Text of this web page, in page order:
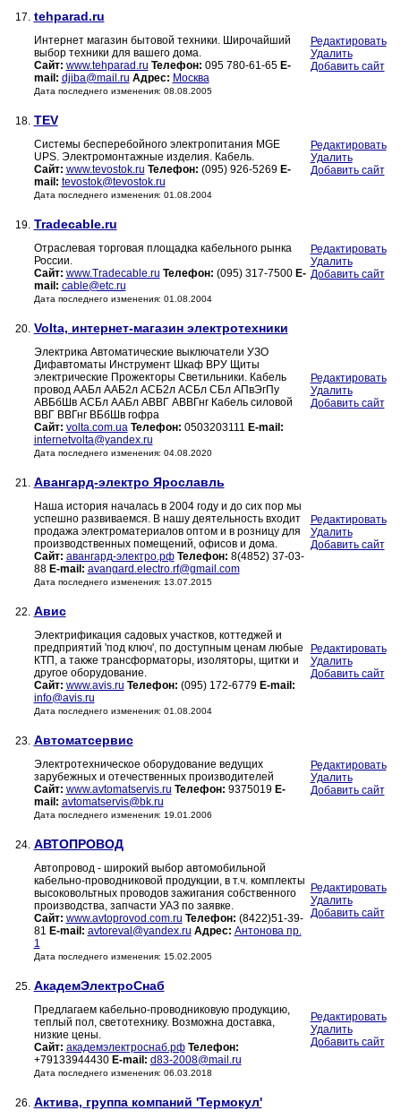
17. tehparad.ru
Интернет магазин бытовой техники. Широчайший
выбор техники для вашего дома.
Сайт: www.tehparad.ru Телефон: 095 780-61-65 E-
mail: djiba@mail.ru Адрес: Москва
Дата последнего изменения: 08.08.2005
Редактировать
Удалить
Добавить сайт
18. TEV
Системы бесперебойного электропитания MGE
UPS. Электромонтажные изделия. Кабель.
Сайт: www.tevostok.ru Телефон: (095) 926-5269 E-
mail: tevostok@tevostok.ru
Дата последнего изменения: 01.08.2004
Редактировать
Удалить
Добавить сайт
19. Tradecable.ru
Отраслевая торговая площадка кабельного рынка
России.
Сайт: www.Tradecable.ru Телефон: (095) 317-7500 E-
mail: cable@etc.ru
Дата последнего изменения: 01.08.2004
Редактировать
Удалить
Добавить сайт
20. Volta, интернет-магазин электротехники
Электрика Автоматические выключатели УЗО
Дифавтоматы Инструмент Шкаф ВРУ Щиты
электрические Прожекторы Светильники. Кабель
провод ААБл ААБ2л АСБ2л АСБл СБл АПвЭгПу
АВБбШв АСБл ААБл АВВГ АВВГнг Кабель силовой
ВВГ ВВГнг ВБбШв гофра
Сайт: volta.com.ua Телефон: 0503203111 E-mail:
internetvolta@yandex.ru
Дата последнего изменения: 04.08.2020
Редактировать
Удалить
Добавить сайт
21. Авангард-электро Ярославль
Наша история началась в 2004 году и до сих пор мы
успешно развиваемся. В нашу деятельность входит
продажа электроматериалов оптом и в розницу для
производственных помещений, офисов и дома.
Сайт: авангард-электро.рф Телефон: 8(4852) 37-03-
88 E-mail: avangard.electro.rf@gmail.com
Дата последнего изменения: 13.07.2015
Редактировать
Удалить
Добавить сайт
22. Авис
Электрификация садовых участков, коттеджей и
предприятий 'под ключ', по доступным ценам любые
КТП, а также трансформаторы, изоляторы, щитки и
другое оборудование.
Сайт: www.avis.ru Телефон: (095) 172-6779 E-mail:
info@avis.ru
Дата последнего изменения: 01.08.2004
Редактировать
Удалить
Добавить сайт
23. Автоматсервис
Электротехническое оборудование ведущих
зарубежных и отечественных производителей
Сайт: www.avtomatservis.ru Телефон: 9375019 E-
mail: avtomatservis@bk.ru
Дата последнего изменения: 19.01.2006
Редактировать
Удалить
Добавить сайт
24. АВТОПРОВОД
Автопровод - широкий выбор автомобильной
кабельно-проводниковой продукции, в т.ч. комплекты
высоковольтных проводов зажигания собственного
производства, запчасти УАЗ по заявке.
Сайт: www.avtoprovod.com.ru Телефон: (8422)51-39-
81 E-mail: avtoreval@yandex.ru Адрес: Антонова пр.
1
Дата последнего изменения: 15.02.2005
Редактировать
Удалить
Добавить сайт
25. АкадемЭлектроСнаб
Предлагаем кабельно-проводниковую продукцию,
теплый пол, светотехнику. Возможна доставка,
низкие цены.
Сайт: академэлектроснаб.рф Телефон:
+79133944430 E-mail: d83-2008@mail.ru
Дата последнего изменения: 06.03.2018
Редактировать
Удалить
Добавить сайт
26. Актива, группа компаний 'Термокул'